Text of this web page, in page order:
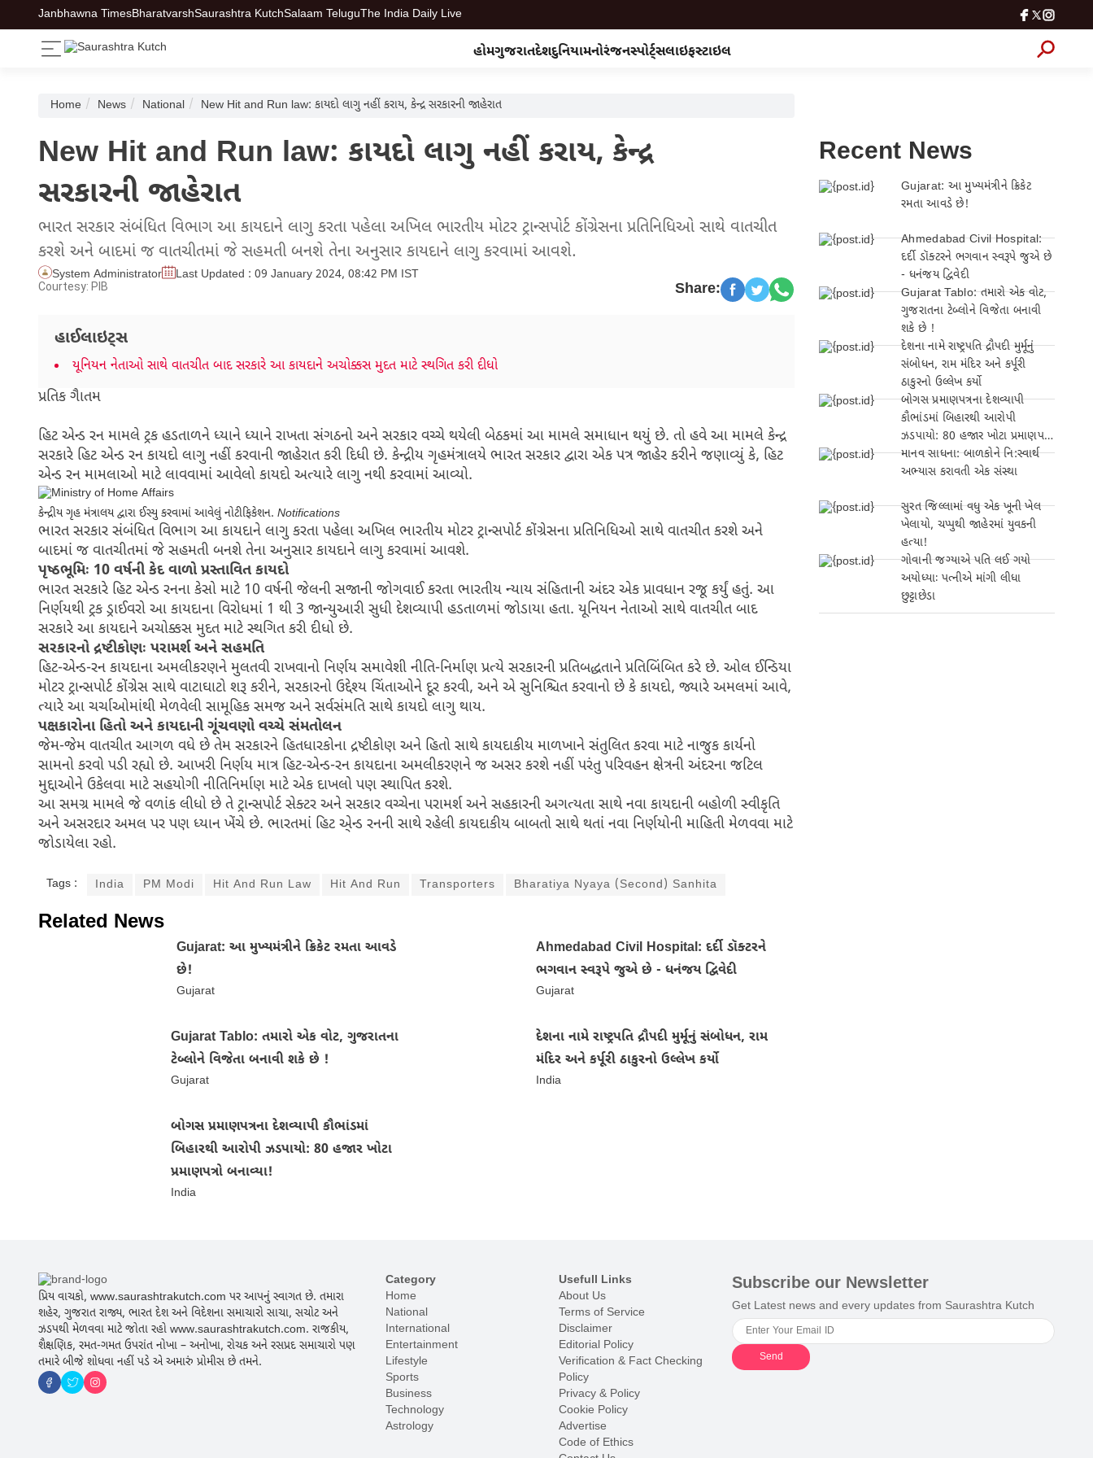
Janbhawna TimesBharatvarshSaurashtra KutchSalaam TeluguThe India Daily Live
હોમગુજરાતદેશદુનિયામનોરંજનસ્પોર્ટ્સલાઇફસ્ટાઇલ
Home News National New Hit and Run law: કાયદો લાગુ નહીં કરાય, કેન્દ્ર સરકારની જાહેરાત
New Hit and Run law: કાયદો લાગુ નહીં કરાય, કેન્દ્ર
સરકારની જાહેરાત
ભારત સરકાર સંબંધિત વિભાગ આ કાયદાને લાગુ કરતા પહેલા અખિલ ભારતીય મોટર ટ્રાન્સપોર્ટ કોંગ્રેસના પ્રતિનિધિઓ સાથે વાતચીત
કરશે અને બાદમાં જ વાતચીતમાં જે સહમતી બનશે તેના અનુસાર કાયદાને લાગુ કરવામાં આવશે.
System Administrator Last Updated : 09 January 2024, 08:42 PM IST
Courtesy: PIB Share:
હાઈલાઇટ્સ
યૂનિયન નેતાઓ સાથે વાતચીત બાદ સરકારે આ કાયદાને અચોક્કસ મુદત માટે સ્થગિત કરી દીધો
પ્રતિક ગાૈતમ
હિટ એન્ડ રન મામલે ટ્રક હડતાળને ધ્યાને ધ્યાને રાખતા સંગઠનો અને સરકાર વચ્ચે થયેલી બેઠકમાં આ મામલે સમાધાન થયું છે. તો હવે આ મામલે કેન્દ્ર
સરકારે હિટ એન્ડ રન કાયદો લાગુ નહીં કરવાની જાહેરાત કરી દિધી છે. કેન્દ્રીય ગૃહમંત્રાલયે ભારત સરકાર દ્વારા એક પત્ર જાહેર કરીને જણાવ્યું કે, હિટ
એન્ડ રન મામલાઓ માટે લાવવામાં આવેલો કાયદો અત્યારે લાગુ નથી કરવામાં આવ્યો.
કેન્દ્રીય ગૃહ મંત્રાલય દ્વારા ઈસ્યુ કરવામાં આવેલું નોટીફિકેશન. Notifications
ભારત સરકાર સંબંધિત વિભાગ આ કાયદાને લાગુ કરતા પહેલા અખિલ ભારતીય મોટર ટ્રાન્સપોર્ટ કોંગ્રેસના પ્રતિનિધિઓ સાથે વાતચીત કરશે અને
બાદમાં જ વાતચીતમાં જે સહમતી બનશે તેના અનુસાર કાયદાને લાગુ કરવામાં આવશે.
પૃષ્ઠભૂમિઃ 10 વર્ષની કેદ વાળો પ્રસ્તાવિત કાયદો
ભારત સરકારે હિટ એન્ડ રનના કેસો માટે 10 વર્ષની જેલની સજાની જોગવાઈ કરતા ભારતીય ન્યાય સંહિતાની અંદર એક પ્રાવધાન રજૂ કર્યું હતું. આ
નિર્ણયથી ટ્રક ડ્રાઈવરો આ કાયદાના વિરોધમાં 1 થી 3 જાન્યુઆરી સુધી દેશવ્યાપી હડતાળમાં જોડાયા હતા. યૂનિયન નેતાઓ સાથે વાતચીત બાદ
સરકારે આ કાયદાને અચોક્કસ મુદત માટે સ્થગિત કરી દીધો છે.
સરકારનો દ્રષ્ટીકોણઃ પરામર્શ અને સહમતિ
હિટ-એન્ડ-રન કાયદાના અમલીકરણને મુલતવી રાખવાનો નિર્ણય સમાવેશી નીતિ-નિર્માણ પ્રત્યે સરકારની પ્રતિબદ્ધતાને પ્રતિબિંબિત કરે છે. ઓલ ઈન્ડિયા
મોટર ટ્રાન્સપોર્ટ કોંગ્રેસ સાથે વાટાઘાટો શરૂ કરીને, સરકારનો ઉદ્દેશ્ય ચિંતાઓને દૂર કરવી, અને એ સુનિશ્ચિત કરવાનો છે કે કાયદો, જ્યારે અમલમાં આવે,
ત્યારે આ ચર્ચાઓમાંથી મેળવેલી સામૂહિક સમજ અને સર્વસંમતિ સાથે કાયદો લાગુ થાય.
પક્ષકારોના હિતો અને કાયદાની ગૂંચવણો વચ્ચે સંમતોલન
જેમ-જેમ વાતચીત આગળ વધે છે તેમ સરકારને હિતધારકોના દ્રષ્ટીકોણ અને હિતો સાથે કાયદાકીય માળખાને સંતુલિત કરવા માટે નાજુક કાર્યનો
સામનો કરવો પડી રહ્યો છે. આખરી નિર્ણય માત્ર હિટ-એન્ડ-રન કાયદાના અમલીકરણને જ અસર કરશે નહીં પરંતુ પરિવહન ક્ષેત્રની અંદરના જટિલ
મુદ્દાઓને ઉકેલવા માટે સહયોગી નીતિનિર્માણ માટે એક દાખલો પણ સ્થાપિત કરશે.
આ સમગ્ર મામલે જે વળાંક લીધો છે તે ટ્રાન્સપોર્ટ સેક્ટર અને સરકાર વચ્ચેના પરામર્શ અને સહકારની અગત્યતા સાથે નવા કાયદાની બહોળી સ્વીકૃતિ
અને અસરદાર અમલ પર પણ ધ્યાન ખેંચે છે. ભારતમાં હિટ એ્ન્ડ રનની સાથે રહેલી કાયદાકીય બાબતો સાથે થતાં નવા નિર્ણયોની માહિતી મેળવવા માટે
જોડાયેલા રહો.
Tags : India PM Modi Hit And Run Law Hit And Run Transporters Bharatiya Nyaya (Second) Sanhita
Related News
Gujarat: આ મુખ્યમંત્રીને ક્રિકેટ રમતા આવડે
છે!
Gujarat
Ahmedabad Civil Hospital: દર્દી ડૉક્ટરને
ભગવાન સ્વરૂપે જુએ છે - ધનંજય દ્વિવેદી
Gujarat
Gujarat Tablo: તમારો એક વોટ, ગુજરાતના
ટેબ્લોને વિજેતા બનાવી શકે છે !
Gujarat
દેશના નામે રાષ્ટ્રપતિ દ્રૌપદી મુર્મૂનું સંબોધન, રામ
મંદિર અને કર્પૂરી ઠાકુરનો ઉલ્લેખ કર્યો
India
બોગસ પ્રમાણપત્રના દેશવ્યાપી કૌભાંડમાં
બિહારથી આરોપી ઝડપાયો: 80 હજાર ખોટા
પ્રમાણપત્રો બનાવ્યા!
India
Recent News
Gujarat: આ મુખ્યમંત્રીને ક્રિકેટ
રમતા આવડે છે!
Ahmedabad Civil Hospital:
દર્દી ડૉક્ટરને ભગવાન સ્વરૂપે જુએ છે
- ધનંજય દ્વિવેદી
Gujarat Tablo: તમારો એક વોટ,
ગુજરાતના ટેબ્લોને વિજેતા બનાવી
શકે છે !
દેશના નામે રાષ્ટ્રપતિ દ્રૌપદી મુર્મૂનું
સંબોધન, રામ મંદિર અને કર્પૂરી
ઠાકુરનો ઉલ્લેખ કર્યો
બોગસ પ્રમાણપત્રના દેશવ્યાપી
કૌભાંડમાં બિહારથી આરોપી
ઝડપાયો: 80 હજાર ખોટા પ્રમાણપત્રો
બનાવ્યા!
માનવ સાધના: બાળકોને નિ:સ્વાર્થ
અભ્યાસ કરાવતી એક સંસ્થા
સુરત જિલ્લામાં વધુ એક ખૂની ખેલ
ખેલાયો, ચપ્પુથી જાહેરમાં યુવકની
હત્યા!
ગોવાની જગ્યાએ પતિ લઈ ગયો
અયોધ્યાઃ પત્નીએ માંગી લીધા
છુટ્ટાછેડા
પ્રિય વાચકો, www.saurashtrakutch.com પર આપનું સ્વાગત છે. તમારા
શહેર, ગુજરાત રાજ્ય, ભારત દેશ અને વિદેશના સમાચારો સાચા, સચોટ અને
ઝડપથી મેળવવા માટે જોતા રહો www.saurashtrakutch.com. રાજકીય,
શૈક્ષણિક, રમત-ગમત ઉપરાંત નોખા – અનોખા, રોચક અને રસપ્રદ સમાચારો પણ
તમારે બીજે શોધવા નહીં પડે એ અમારું પ્રોમીસ છે તમને.
Category
Home
National
International
Entertainment
Lifestyle
Sports
Business
Technology
Astrology
Usefull Links
About Us
Terms of Service
Disclaimer
Editorial Policy
Verification & Fact Checking
Policy
Privacy & Policy
Cookie Policy
Advertise
Code of Ethics
Subscribe our Newsletter
Get Latest news and every updates from Saurashtra Kutch
Send